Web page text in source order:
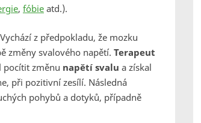
, fóbie atd.).
z předpokladu, že mozku
změny svalového napětí. Terapeut
pocítit změnu napětí svalu a získal
při pozitivní zesílí. Následná
pohybů a dotyků, případně